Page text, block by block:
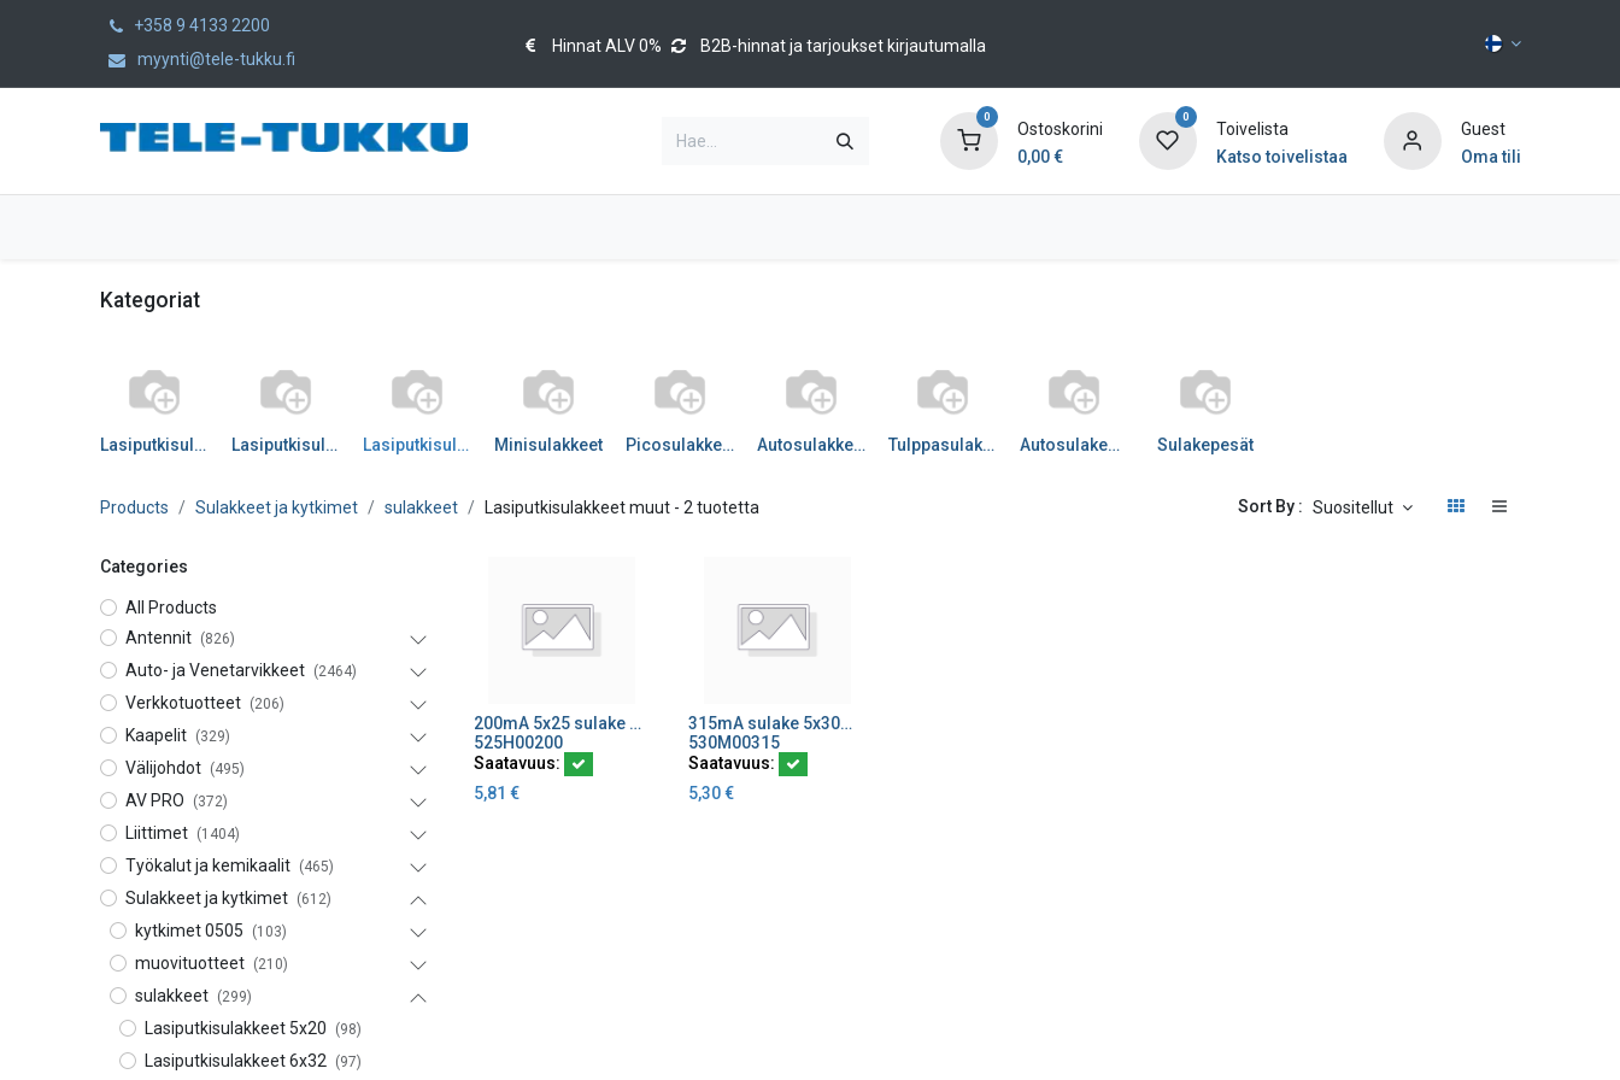
+358 9 4133 2200
myynti@tele-tukku.fi
Hinnat ALV 0% B2B-hinnat ja tarjoukset kirjautumalla
0
Ostoskorini
0,00€
0
Toivelista
Katso toivelistaa
Guest
Oma tili
Kategoriat
Lasiputkisulakkeet 5x20 Lasiputkisulakkeet 6x32 Lasiputkisulakkeet muut Minisulakkeet Picosulakkeet Autosulakkeet Tulppasulakkeet Autosulakepesät Sulakepesät
Products Sulakkeet ja kytkimet sulakkeet Lasiputkisulakkeet muut- 2 tuotetta Sort By : Suositellut
Categories
All Products
Antennit
(826)
Auto- ja Venetarvikkeet (2464)
Verkkotuotteet (206)
Kaapelit (329)
Välijohdot (495)
AV PRO (372)
Liittimet (1404)
Työkalut ja kemikaalit (465)
Sulakkeet ja kytkimet (612)
kytkimet 0505 (103)
muovituotteet (210)
sulakkeet (299)
Lasiputkisulakkeet 5x20 (98)
Lasiputkisulakkeet 6x32 (97)
Lisää ostoskoriin200mA 5x25 sulake hidas/10kpl
525H00200
Saatavuus:
5,81 €
Lisää ostoskoriin
315mA sulake 5x30m 10kpl
530M00315
Saatavuus:
5,30€